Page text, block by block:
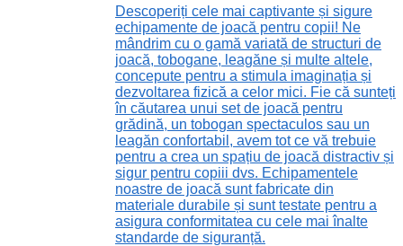
Descoperiți cele mai captivante și sigure
echipamente de joacă pentru copii! Ne
mândrim cu o gamă variată de structuri de
joacă, tobogane, leagăne și multe altele,
concepute pentru a stimula imaginația și
dezvoltarea fizică a celor mici. Fie că sunteți
în căutarea unui set de joacă pentru
grădină, un tobogan spectaculos sau un
leagăn confortabil, avem tot ce vă trebuie
pentru a crea un spațiu de joacă distractiv și
sigur pentru copiii dvs. Echipamentele
noastre de joacă sunt fabricate din
materiale durabile și sunt testate pentru a
asigura conformitatea cu cele mai înalte
standarde de siguranță.